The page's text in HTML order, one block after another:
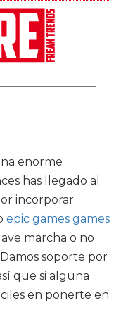
enorme
has llegado al
incorporar
epic games games
marcha o no
soporte por
que si alguna
en ponerte en